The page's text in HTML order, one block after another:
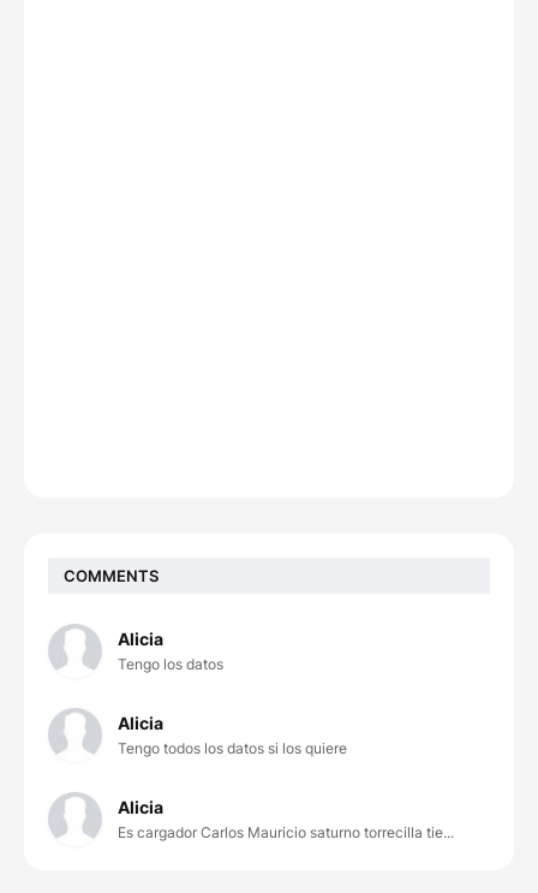
COMMENTS
Alicia
Tengo los datos
Alicia
Tengo todos los datos si los quiere
Alicia
Es cargador Carlos Mauricio saturno torrecilla tie...